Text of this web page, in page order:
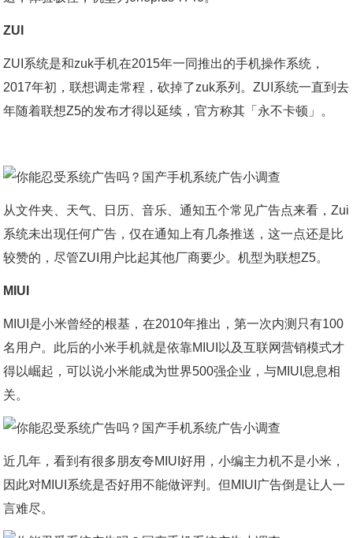
ZUI
ZUI系统是和zuk手机在2015年一同推出的手机操作系统，
2017年初，联想调走常程，砍掉了zuk系列。ZUI系统一直到去
年随着联想Z5的发布才得以延续，官方称其「永不卡顿」。
从文件夹、天气、日历、音乐、通知五个常见广告点来看，Zui
系统未出现任何广告，仅在通知上有几条推送，这一点还是比
较赞的，尽管ZUI用户比起其他厂商要少。机型为联想Z5。
MIUI
MIUI是小米曾经的根基，在2010年推出，第一次内测只有100
名用户。此后的小米手机就是依靠MIUI以及互联网营销模式才
得以崛起，可以说小米能成为世界500强企业，与MIUI息息相
关。
近几年，看到有很多朋友夸MIUI好用，小编主力机不是小米，
因此对MIUI系统是否好用不能做评判。但MIUI广告倒是让人一
言难尽。